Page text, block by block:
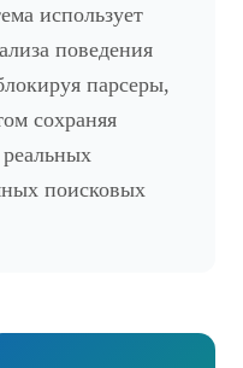
использует
поведения
парсеры,
сохраняя
поисковых